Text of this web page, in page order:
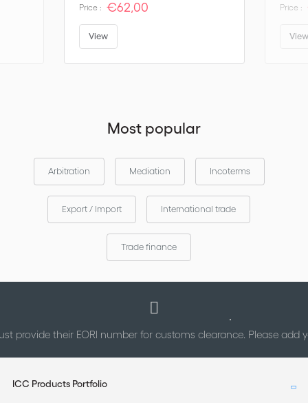
Price : €62,00
View
Price :
Most popular
Arbitration Mediation Incoterms
Export / Import International trade
Trade finance
provide their EORI number for customs clearance. Please add
ICC Products Portfolio